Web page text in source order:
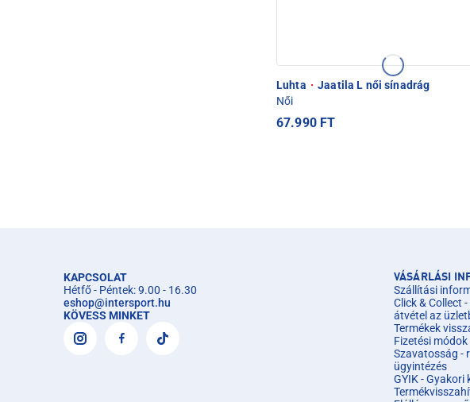
Luhta · Jaatila L női sínadrág
Női
67.990 FT
KAPCSOLAT
Hétfő - Péntek: 9.00 - 16.30
eshop@intersport.hu
KÖVESS MINKET
VÁSÁRLÁSI
Szállítási
Click & Collect
átvétel az
Termékek
Fizetési módok
Szavatosság -
ügyintézés
GYIK - Gyakori